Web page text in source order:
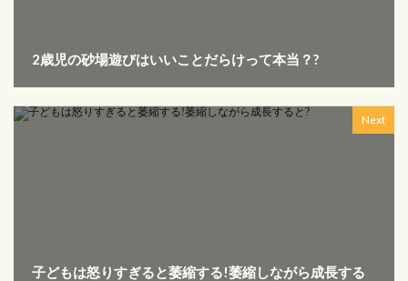
2歳児の砂場遊びはいいことだらけって本当？?
Next
子どもは怒りすぎると萎縮する!萎縮しながら成長する